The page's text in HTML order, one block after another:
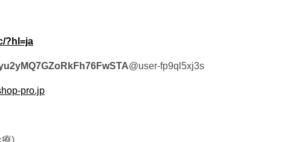
?hl=ja
@user-fp9ql5xj3s
pro.jp
)